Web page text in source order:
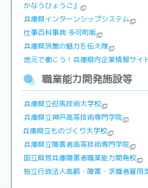
かなうひょうご』
兵庫県インターンシップシステム
仕事百科事典 多可町版
兵庫県旅館の魅力を伝え隊
地元で働こう！兵庫県内企業情報サイ
職業能力開発施設等
兵庫県立但馬技術大学校
兵庫県立神戸高等技術専門学院
兵庫県立ものづくり大学校
兵庫県立障害者高等技術専門学院
国立県営兵庫障害者職業能力開発校
独立行政法人高齢・障害・求職者雇用